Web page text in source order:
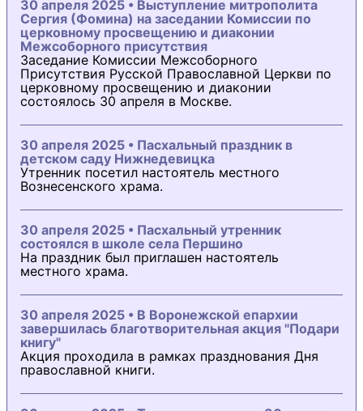
30 апреля 2025 • Выступление митрополита
Сергия (Фомина) на заседании Комиссии по
церковному просвещению и диаконии
Межсоборного присутствия
Заседание Комиссии Межсоборного
Присутствия Русской Православной Церкви по
церковному просвещению и диаконии
состоялось 30 апреля в Москве.
30 апреля 2025 • Пасхальный праздник в
детском саду Нижнедевицка
Утренник посетил настоятель местного
Вознесенского храма.
30 апреля 2025 • Пасхальный утренник
состоялся в школе села Першино
На праздник был приглашен настоятель
местного храма.
30 апреля 2025 • В Воронежской епархии
завершилась благотворительная акция "Подари
книгу"
Акция проходила в рамках празднования Дня
православной книги.